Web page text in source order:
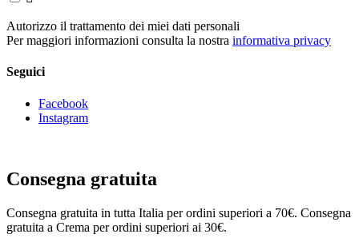
Autorizzo il trattamento dei miei dati personali
Per maggiori informazioni consulta la nostra informativa privacy
Seguici
Facebook
Instagram
Consegna gratuita
Consegna gratuita in tutta Italia per ordini superiori a 70€. Consegna
gratuita a Crema per ordini superiori ai 30€.